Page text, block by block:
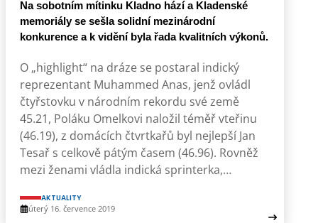
Na sobotním mítinku Kladno hází a Kladenské
memoriály se sešla solidní mezinárodní
konkurence a k vidění byla řada kvalitních výkonů.
O „highlight“ na dráze se postaral indický
reprezentant Muhammed Anas, jenž ovládl
čtyřstovku v národním rekordu své země
45.21, Poláku Omelkovi naložil téměř vteřinu
(46.19), z domácích čtvrtkařů byl nejlepší Jan
Tesař s celkově pátým časem (46.96). Rovněž
mezi ženami vládla indická sprinterka,…
AKTUALITY
úterý 16. července 2019